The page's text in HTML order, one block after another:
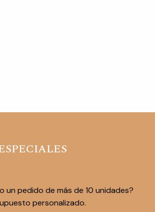
un pedido de más de 10 unidades?
personalizado.